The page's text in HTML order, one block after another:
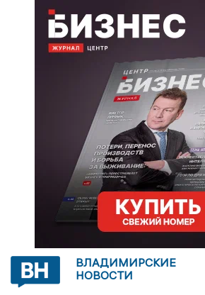
ВЛАДИМИРСКИЕ
НОВОСТИ